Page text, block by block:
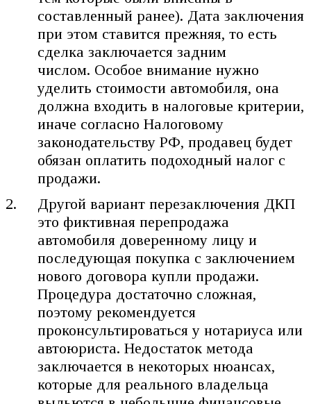
составленный ранее). Дата заключения
при этом ставится прежняя, то есть
сделка заключается задним
числом. Особое внимание нужно
уделить стоимости автомобиля, она
должна входить в налоговые критерии,
иначе согласно Налоговому
законодательству РФ, продавец будет
обязан оплатить подоходный налог с
продажи.
Другой вариант перезаключения ДКП
это фиктивная перепродажа
автомобиля доверенному лицу и
последующая покупка с заключением
нового договора купли продажи.
Процедура достаточно сложная,
поэтому рекомендуется
проконсультироваться у нотариуса или
автоюриста. Недостаток метода
заключается в некоторых нюансах,
которые для реального владельца